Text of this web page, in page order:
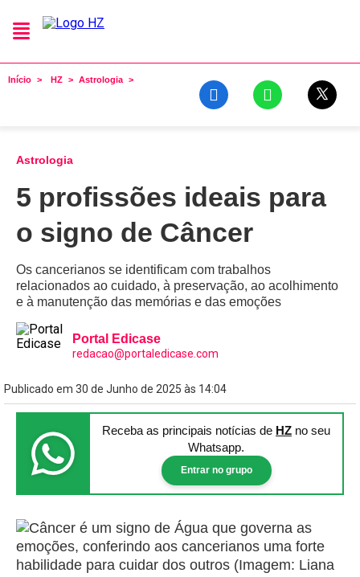
Início HZ Astrologia
Astrologia
5 profissões ideais para
o signo de Câncer
Os cancerianos se identificam com trabalhos
relacionados ao cuidado, à preservação, ao acolhimento
e à manutenção das memórias e das emoções
Portal Edicase
redacao@portaledicase.com
Publicado em 30 de Junho de 2025 às 14:04
Receba as principais notícias de HZ no seu
Whatsapp.
Entrar no grupo